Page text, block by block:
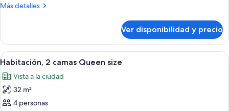
King
Más detalles
Más
1
cama
King
Ver disponibilidad y precio
Ver
todas
las
fotos
de
Habitación de hotel con dos camas,
5
Habitación, 2 camas Queen size
Vista a la ciudad
32 m²
4 personas